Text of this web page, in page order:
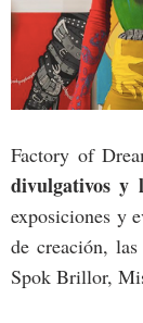
Factory of
divulgativos y
exposiciones y
de creación,
Spok Brillor,